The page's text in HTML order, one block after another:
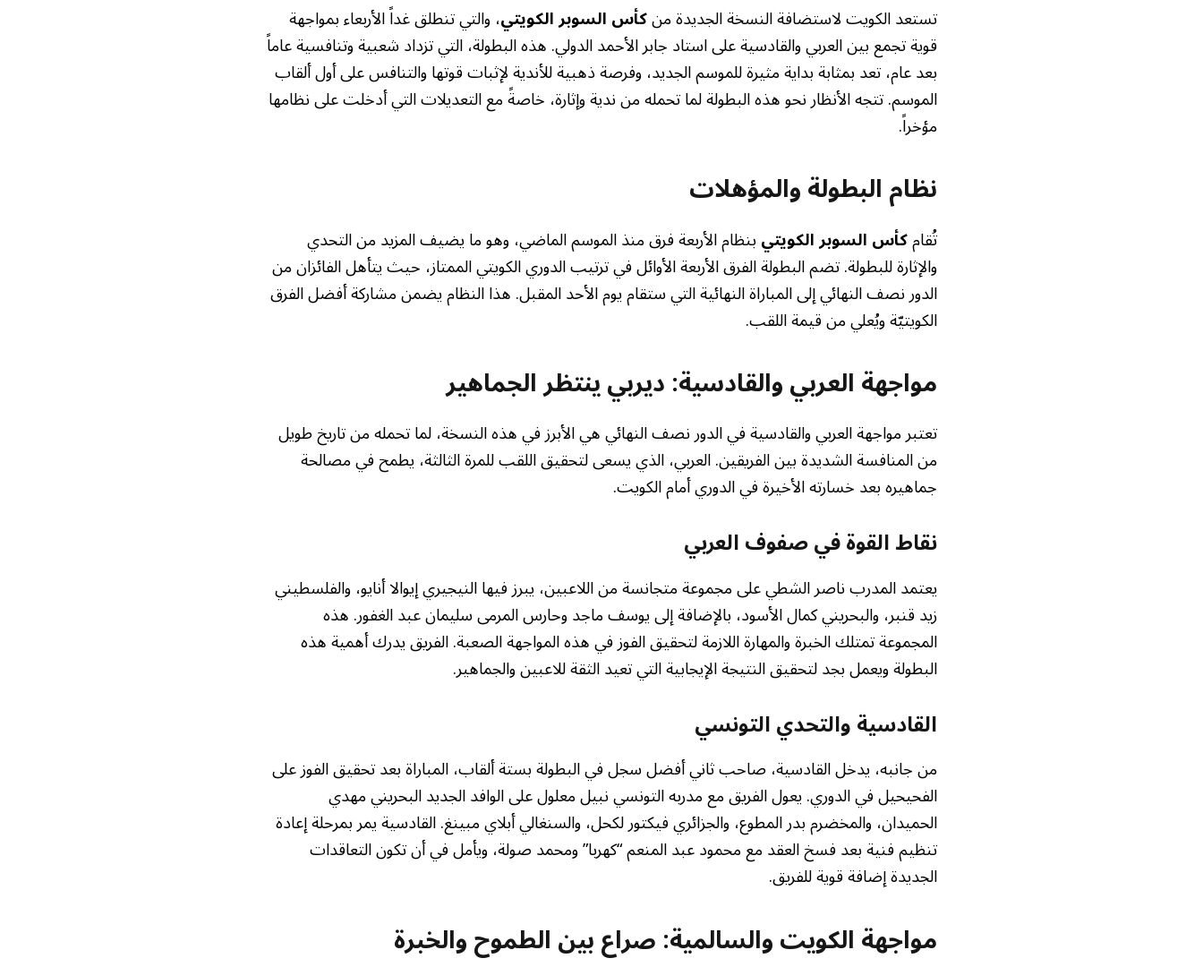
تستعد الكويت لاستضافة النسخة الجديدة منكأس السوبر الكويتي، والتي تنطلق غداً الأربعاء بمواجهة
قوية تجمع بين العربي والقادسية على استاد جابر الأحمد الدولي. هذه البطولة، التي تزداد شعبية وتنافسية عاماً
بعد عام، تعد بمثابة بداية مثيرة للموسم الجديد، وفرصة ذهبية للأندية لإثبات قوتها والتنافس على أول ألقاب
الموسم. تتجه الأنظار نحو هذه البطولة لما تحمله من ندية وإثارة، خاصةً مع التعديلات التي أدخلت على نظامها
مؤخراً.
نظام البطولة والمؤهلات
تُقامكأس السوبر الكويتيبنظام الأربعة فرق منذ الموسم الماضي، وهو ما يضيف المزيد من التحدي
والإثارة للبطولة. تضم البطولة الفرق الأربعة الأوائل في ترتيب الدوري الكويتي الممتاز، حيث يتأهل الفائزان من
الدور نصف النهائي إلى المباراة النهائية التي ستقام يوم الأحد المقبل. هذا النظام يضمن مشاركة أفضل الفرق
الكويتيّة ويُعلي من قيمة اللقب.
مواجهة العربي والقادسية: ديربي ينتظر الجماهير
تعتبر مواجهة العربي والقادسية في الدور نصف النهائي هي الأبرز في هذه النسخة، لما تحمله من تاريخ طويل
من المنافسة الشديدة بين الفريقين. العربي، الذي يسعى لتحقيق اللقب للمرة الثالثة، يطمح في مصالحة
جماهيره بعد خسارته الأخيرة في الدوري أمام الكويت.
نقاط القوة في صفوف العربي
يعتمد المدرب ناصر الشطي على مجموعة متجانسة من اللاعبين، يبرز فيها النيجيري إيوالا أنايو، والفلسطيني
زيد قنبر، والبحريني كمال الأسود، بالإضافة إلى يوسف ماجد وحارس المرمى سليمان عبد الغفور. هذه
المجموعة تمتلك الخبرة والمهارة اللازمة لتحقيق الفوز في هذه المواجهة الصعبة. الفريق يدرك أهمية هذه
البطولة ويعمل بجد لتحقيق النتيجة الإيجابية التي تعيد الثقة للاعبين والجماهير.
القادسية والتحدي التونسي
من جانبه، يدخل القادسية، صاحب ثاني أفضل سجل في البطولة بستة ألقاب، المباراة بعد تحقيق الفوز على
الفحيحيل في الدوري. يعول الفريق مع مدربه التونسي نبيل معلول على الوافد الجديد البحريني مهدي
الحميدان، والمخضرم بدر المطوع، والجزائري فيكتور لكحل، والسنغالي أبلاي مبينغ. القادسية يمر بمرحلة إعادة
تنظيم فنية بعد فسخ العقد مع محمود عبد المنعم “كهربا” ومحمد صولة، ويأمل في أن تكون التعاقدات
الجديدة إضافة قوية للفريق.
مواجهة الكويت والسالمية: صراع بين الطموح والخبرة